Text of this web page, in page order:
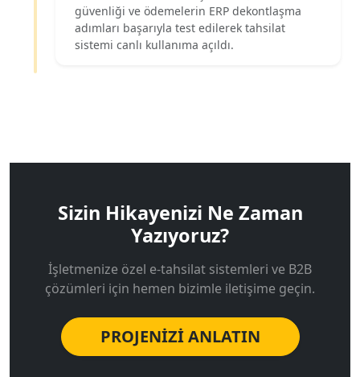
güvenliği ve ödemelerin ERP dekontlaşma
adımları başarıyla test edilerek tahsilat
sistemi canlı kullanıma açıldı.
Sizin Hikayenizi Ne Zaman
Yazıyoruz?
İşletmenize özel e-tahsilat sistemleri ve B2B
çözümleri için hemen bizimle iletişime geçin.
PROJENİZİ ANLATIN